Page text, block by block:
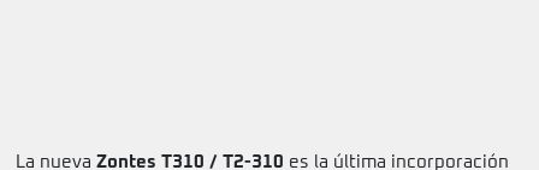
La nueva Zontes T310 / T2-310 es la última incorporación